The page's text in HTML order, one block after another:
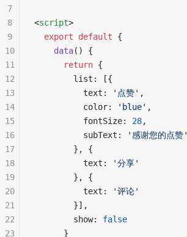
<script>
  export
default {
    data
() {
      return
{
        list: [{
          text:
'点赞' ,
          color:
'blue' ,
          fontSize:
28,
          subText:
'感谢您的点赞'
        }, {
          text:
'分享'
        }, {
          text:
'评论'
        }],
        show:
false
      }
7
8
9
10
11
12
13
14
15
16
17
18
19
20
21
22
23